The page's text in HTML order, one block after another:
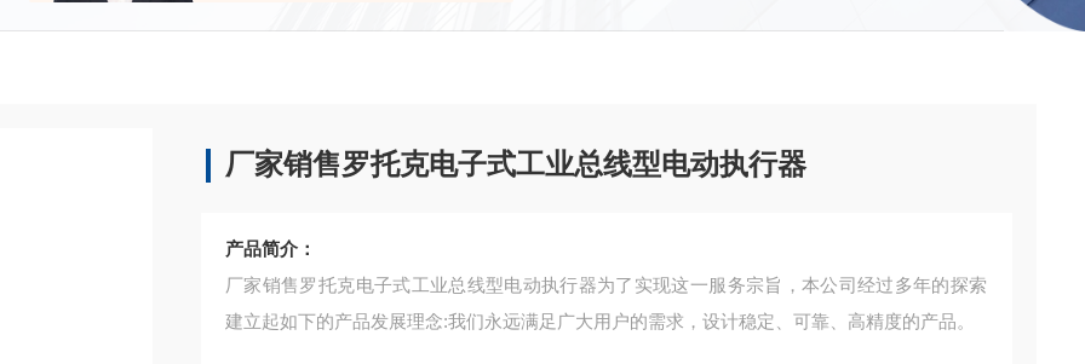
厂家销售罗托克电子式工业总线型电动执行器
产品简介：
厂家销售罗托克电子式工业总线型电动执行器为了实现这一服务宗旨，本公司经过多年的探索
建立起如下的产品发展理念:我们永远满足广大用户的需求，设计稳定、可靠、高精度的产品。